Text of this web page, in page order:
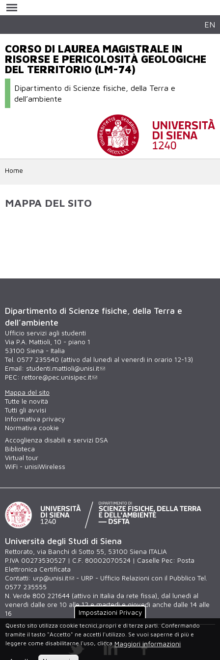
contenuto
EN
CORSO DI LAUREA MAGISTRALE IN
RISORSE E PERICOLOSITÀ GEOLOGICHE
DEL TERRITORIO (LM-74)
Dipartimento di Scienze fisiche, della Terra e
dell’ambiente
Home
MAPPA DEL SITO
Dipartimento di Scienze fisiche, della Terra e
dell’ambiente
Ufficio servizi agli studenti
Via P.A. Mattioli, 10 - piano 1
53100 Siena - Italia
Tel. 0577 235540 (attivo dal lunedì al venerdì in orario 12-13)
Email: studenti.mattioli@unisi.it
PEC: rettore@pec.unisipec.it
Mappa del sito
Tutte le novità
Tutti gli avvisi
Informativa privacy
Normativa cookie
Accoglienza disabili e servizi DSA
Biblioteca
Virtual tour
WiFi - unisiWireless
Università degli Studi di Siena
Rettorato, via Banchi di Sotto 55, 53100 Siena ITALIA
P.IVA 00273530527 | C.F. 80002070524 | Caselle Pec: Posta
Elettronica Certificata
Contatti: urp@unisi.it
- URP - Ufficio Relazioni con il Pubblico Tel.
0577 235555
N. Verde 800 221644 (attivo in Italia da rete fissa), dal lunedì al
venerdì dalle ore 10 alle 12 e martedì e giovedì anche dalle 14 alle
16
Impostazioni Privacy
Questo sito utilizza cookie tecnici,propri e di terze parti. Confermando
tramite il tasto "Accetto" ne accetti l'utilizzo. Se vuoi saperne di più e
leggere come disabilitarne l'uso, clicca Maggiori informazioni